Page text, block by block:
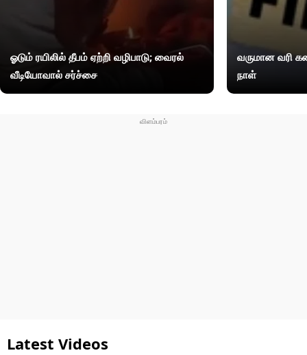
ஓடும் ரயிலில் தீபம் ஏற்றி வழிபாடு; வைரல்
வீடியோவால் சர்ச்சை
வருமான வரி
நாள்
Latest Videos